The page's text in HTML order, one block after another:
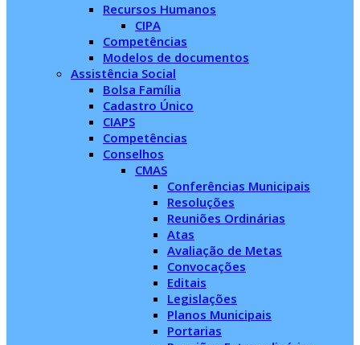
Recursos Humanos
CIPA
Competências
Modelos de documentos
Assistência Social
Bolsa Família
Cadastro Único
CIAPS
Competências
Conselhos
CMAS
Conferências Municipais
Resoluções
Reuniões Ordinárias
Atas
Avaliação de Metas
Convocações
Editais
Legislações
Planos Municipais
Portarias